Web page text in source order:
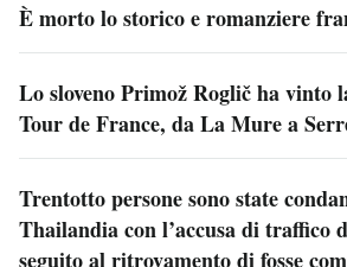
È morto lo storico e romanziere
Lo sloveno Primož Roglič ha vinto
Tour de France, da La Mure a
Trentotto persone sono state
Thailandia con l’accusa di traffico
seguito al ritrovamento di fosse